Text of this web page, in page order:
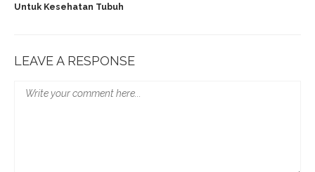
Untuk Kesehatan Tubuh
LEAVE A RESPONSE